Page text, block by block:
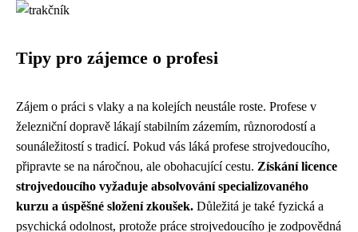
Tipy pro zájemce o profesi
Zájem o práci s vlaky a na kolejích neustále roste. Profese v
železniční dopravě lákají stabilním zázemím, různorodostí a
sounáležitostí s tradicí. Pokud vás láká profese strojvedoucího,
připravte se na náročnou, ale obohacující cestu. Získání licence
strojvedoucího vyžaduje absolvování specializovaného
kurzu a úspěšné složení zkoušek. Důležitá je také fyzická a
psychická odolnost, protože práce strojvedoucího je zodpovědná